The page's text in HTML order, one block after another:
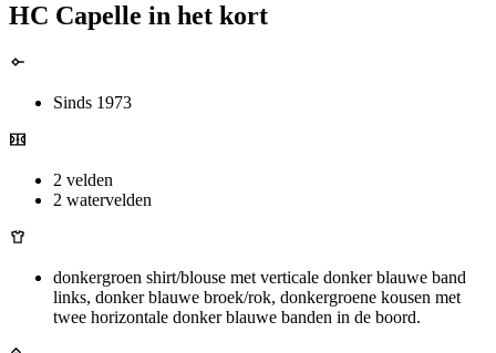
HC Capelle in het kort
Sinds 1973
2 velden
2 watervelden
donkergroen shirt/blouse met verticale donker blauwe band
links, donker blauwe broek/rok, donkergroene kousen met
twee horizontale donker blauwe banden in de boord.